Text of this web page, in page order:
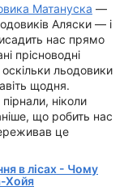
Матануска —
Аляски — і
нас прямо
прісноводні
льодовики
щодня.
ніколи
що робить нас
це
в лісах - Чому
Хойя